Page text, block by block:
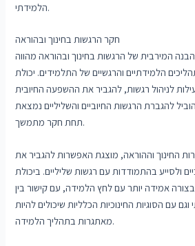
הלמידתי.
חקר הרגשות בחינוך ובהוראה
המירבית של הרגשות בחינוך ובהוראה מהווה
הלמידתיים והרגשיים של התלמידים. יכולת
לניהול רגשות, להגביר את ההשפעה החיובית
להגברת הרגשות החיוביים והשליליים נמצאת
תחת חקר מתמשך.
החינוך וההוראה, מוצגת האפשרות להגביר את
ולסייע בהתמודדות עם רגשות שליליים. ביכולת
אמידה יותר עם לחץ הלמידה, עם קישור בין
עם הסוגיות החינוכיות הכלליות שיכולים להיות
מאתגרות בתהליך הלמידה.